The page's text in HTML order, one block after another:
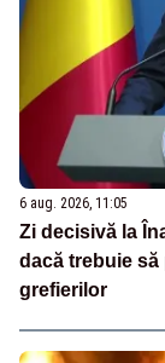
6 aug. 2026, 11:05
Zi decisivă la
dacă trebuie
grefierilor